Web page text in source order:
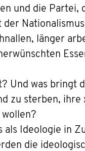
und die Partei,
länger
Und was bringt
zu sterben,
wollen?
Ideologie in
die